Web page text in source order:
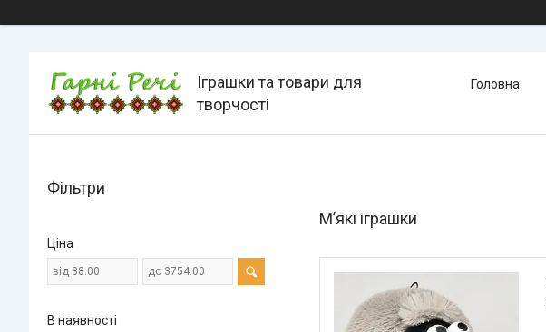
Іграшки та товари для
творчості
Головна
М’які іграшки
Фільтри
Ціна
В наявності